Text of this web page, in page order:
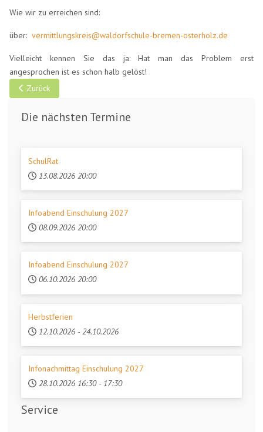
Wie wir zu erreichen sind:
über:vermittlungskreis@waldorfschule-bremen-osterholz.de
Vielleicht kennen Sie das ja: Hat man das Problem erst
angesprochen ist es schon halb gelöst!
Vorheriger Beitrag: Konferenzen
Zurück
Die nächsten Termine
SchulRat
13.08.2026 20:00
Infoabend Einschulung 2027
08.09.2026 20:00
Infoabend Einschulung 2027
06.10.2026 20:00
Herbstferien
12.10.2026 - 24.10.2026
Infonachmittag Einschulung 2027
28.10.2026 16:30 - 17:30
Service